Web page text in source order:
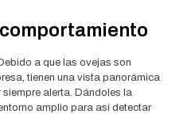
a que las ovejas son
tienen una vista panorámica
alerta. Dándoles la
amplio para así detectar